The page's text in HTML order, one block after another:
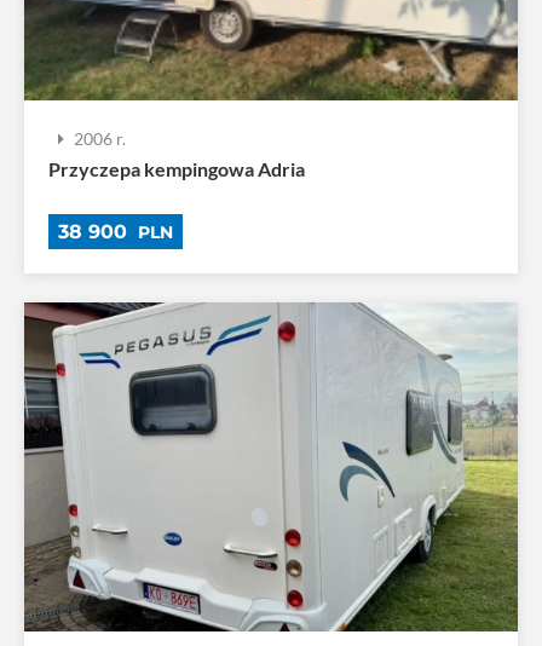
2006 r.
Przyczepa kempingowa Adria
38 900 PLN